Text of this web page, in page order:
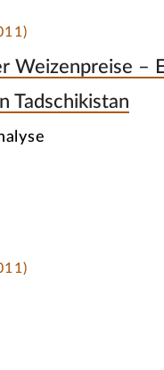
Weizenpreise –
Tadschikistan